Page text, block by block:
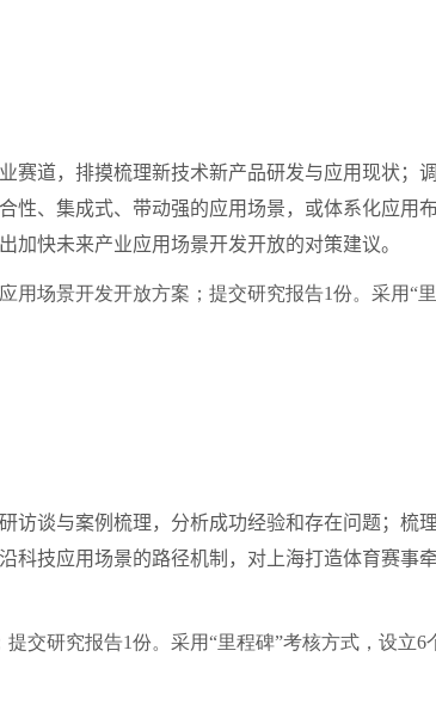
道，排摸梳理新技术新产品研发与应用现状；
、集成式、带动强的应用场景，或体系化应用
快未来产业应用场景开发开放的对策建议。
用场景开发开放方案；提交研究报告1份。采用“
谈与案例梳理，分析成功经验和存在问题；梳
技应用场景的路径机制，对上海打造体育赛事
提交研究报告1份。采用“里程碑”考核方式，设立6